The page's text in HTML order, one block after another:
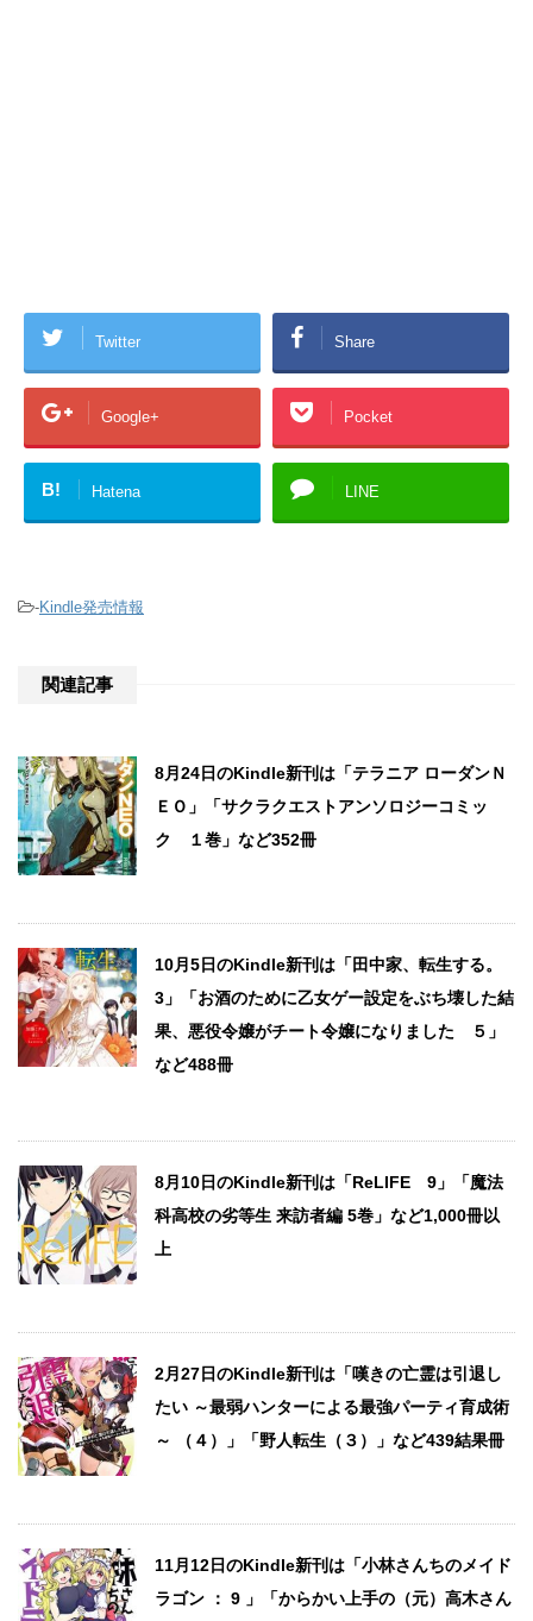
Twitter Share
Google+ Pocket
B! Hatena LINE
-Kindle発売情報
関連記事
8月24日のKindle新刊は「テラニア ローダンＮ
ＥＯ」「サクラクエストアンソロジーコミッ
ク １巻」など352冊
10月5日のKindle新刊は「田中家、転生する。
3」「お酒のために乙女ゲー設定をぶち壊した結
果、悪役令嬢がチート令嬢になりました ５」
など488冊
8月10日のKindle新刊は「ReLIFE 9」「魔法
科高校の劣等生 来訪者編 5巻」など1,000冊以
上
2月27日のKindle新刊は「嘆きの亡霊は引退し
たい ～最弱ハンターによる最強パーティ育成術
～ （４）」「野人転生（３）」など439結果冊
11月12日のKindle新刊は「小林さんちのメイド
ラゴン ： 9 」「からかい上手の（元）高木さん